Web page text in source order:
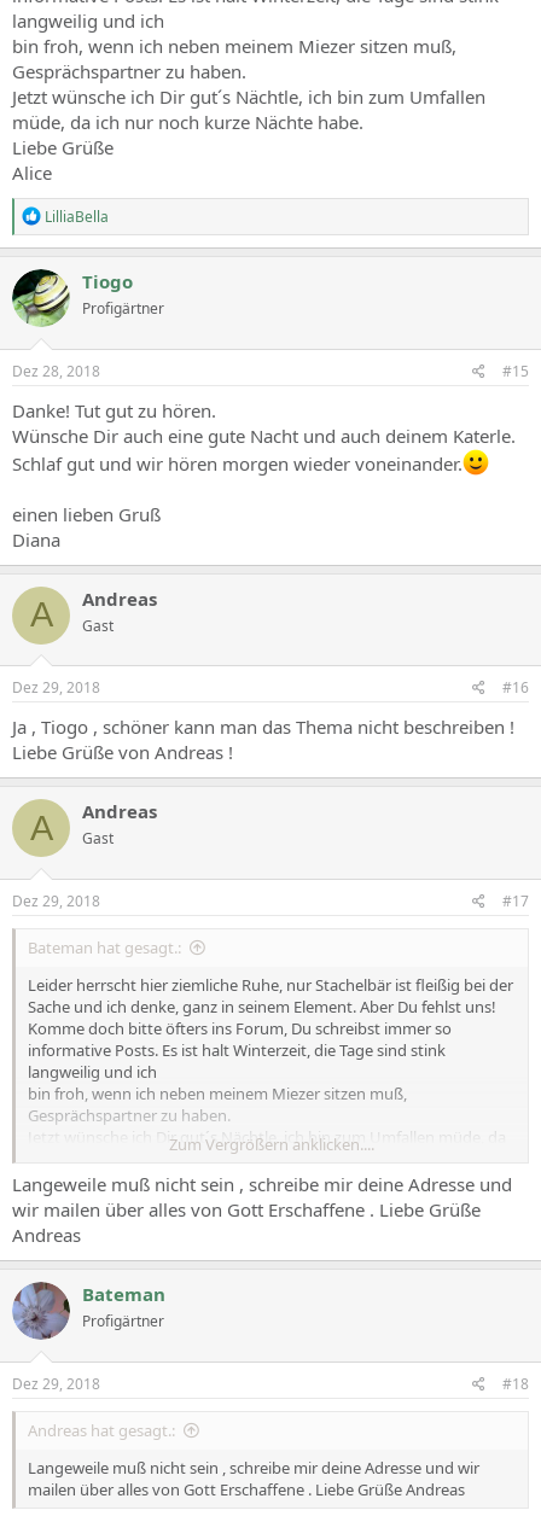
langweilig und ich
bin froh, wenn ich neben meinem Miezer sitzen muß,
Gesprächspartner zu haben.
Jetzt wünsche ich Dir gut´s Nächtle, ich bin zum Umfallen
müde, da ich nur noch kurze Nächte habe.
Liebe Grüße
Alice
R
e
a
c
t
i
o
n
s
LilliaBella
Tiogo
Profigärtner
Dez 28, 2018 #15
Danke! Tut gut zu hören.
Wünsche Dir auch eine gute Nacht und auch deinem Katerle.
Schlaf gut und wir hören morgen wieder voneinander.
einen lieben Gruß
Diana
A Andreas
Gast
Dez 29, 2018 #16
Ja , Tiogo , schöner kann man das Thema nicht beschreiben !
Liebe Grüße von Andreas !
A Andreas
Gast
Dez 29, 2018 #17
Bateman hat gesagt.:
Leider herrscht hier ziemliche Ruhe, nur Stachelbär ist fleißig bei der
Sache und ich denke, ganz in seinem Element. Aber Du fehlst uns!
Komme doch bitte öfters ins Forum, Du schreibst immer so
informative Posts. Es ist halt Winterzeit, die Tage sind stink
langweilig und ich
bin froh, wenn ich neben meinem Miezer sitzen muß,
Gesprächspartner zu haben.
Jetzt wünsche ich Dir gut´s Nächtle, ich bin zum Umfallen müde, da
ich nur noch kurze Nächte habe.
Liebe Grüße
Alice
Zum Vergrößern anklicken....
Langeweile muß nicht sein , schreibe mir deine Adresse und
wir mailen über alles von Gott Erschaffene . Liebe Grüße
Andreas
Bateman
Profigärtner
Dez 29, 2018 #18
Andreas hat gesagt.:
Langeweile muß nicht sein , schreibe mir deine Adresse und wir
mailen über alles von Gott Erschaffene . Liebe Grüße Andreas